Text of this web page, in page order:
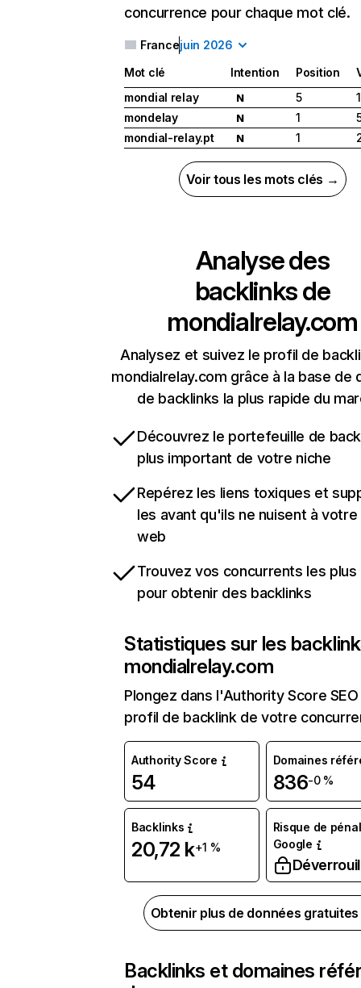
concurrence pour chaque mot clé.
Francejuin 2026
Mot clé Intention Position
mondial relay
N 5
mondelay
N 1
mondial-relay.pt
N 1
Voir tous les mots clés →
Analyse des
backlinks de
mondialrelay.com
Analysez et suivez le profil de
mondialrelay.com grâce à la base de
de backlinks la plus rapide du
Découvrez le portefeuille de
plus important de votre niche
Repérez les liens toxiques et
les avant qu'ils ne nuisent à
web
Trouvez vos concurrents les
pour obtenir des backlinks
Statistiques sur les
mondialrelay.com
Plongez dans l'Authority Score
profil de backlink de votre
Authority Score
54
Domaines
836-0 %
Backlinks
20,72 k+1 %
Risque de
Google
Obtenir plus de données
Backlinks et domaines